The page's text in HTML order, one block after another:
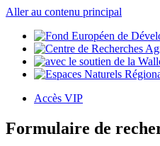
Aller au contenu principal
Accès VIP
Formulaire de